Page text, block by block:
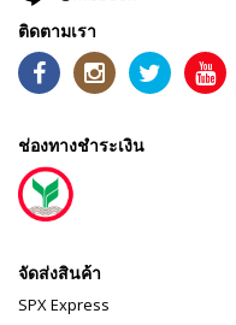
ติดตามเรา
ช่องทางชำระเงิน
จัดส่งสินค้า
SPX Express